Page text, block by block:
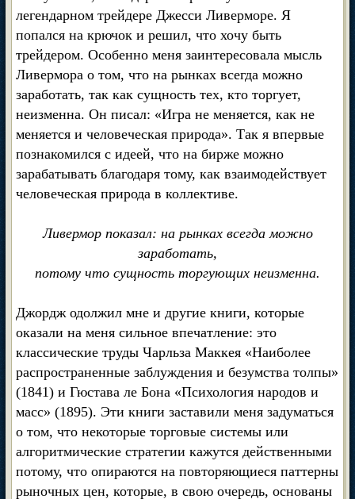
легендарном трейдере Джесси Ливерморе. Я
попался на крючок и решил, что хочу быть
трейдером. Особенно меня заинтересовала мысль
Ливермора о том, что на рынках всегда можно
заработать, так как сущность тех, кто торгует,
неизменна. Он писал: «Игра не меняется, как не
меняется и человеческая природа». Так я впервые
познакомился с идеей, что на бирже можно
зарабатывать благодаря тому, как взаимодействует
человеческая природа в коллективе.
Ливермор показал: на рынках всегда можно
заработать,
потому что сущность торгующих неизменна.
Джордж одолжил мне и другие книги, которые
оказали на меня сильное впечатление: это
классические труды Чарльза Маккея «Наиболее
распространенные заблуждения и безумства толпы»
(1841) и Гюстава ле Бона «Психология народов и
масс» (1895). Эти книги заставили меня задуматься
о том, что некоторые торговые системы или
алгоритмические стратегии кажутся действенными
потому, что опираются на повторяющиеся паттерны
рыночных цен, которые, в свою очередь, основаны